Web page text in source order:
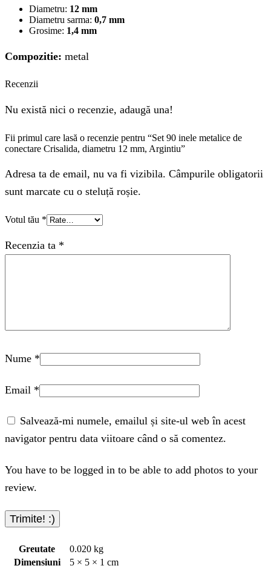
Diametru: 12 mm
Diametru sarma: 0,7 mm
Grosime: 1,4 mm
Compozitie: metal
Recenzii
Nu există nici o recenzie, adaugă una!
Fii primul care lasă o recenzie pentru “Set 90 inele metalice de
conectare Crisalida, diametru 12 mm, Argintiu”
Adresa ta de email, nu va fi vizibila. Câmpurile obligatorii
sunt marcate cu o steluță roșie.
Votul tău *
Recenzia ta *
Nume *
Email *
Salvează-mi numele, emailul și site-ul web în acest
navigator pentru data viitoare când o să comentez.
You have to be logged in to be able to add photos to your
review.
Greutate
0.020 kg
Dimensiuni
5 × 5 × 1 cm